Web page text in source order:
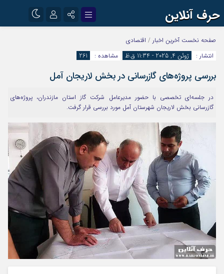
حرف آنلاین
اینستاگرام
آپارات
رمز عبور
صفحه نخست آخرین اخبار / اقتصادی
انتشار :
ژوئن 4, 2025 - 11:34 ق.ظ مشاهده : 261
بررسی پروژه‌های گازرسانی در بخش لاریجان آمل
در جلسه‌ای تخصصی با حضور مدیرعامل شرکت گاز استان مازندران، پروژه‌های
گازرسانی بخش لاریجان شهرستان آمل مورد بررسی قرار گرفت.